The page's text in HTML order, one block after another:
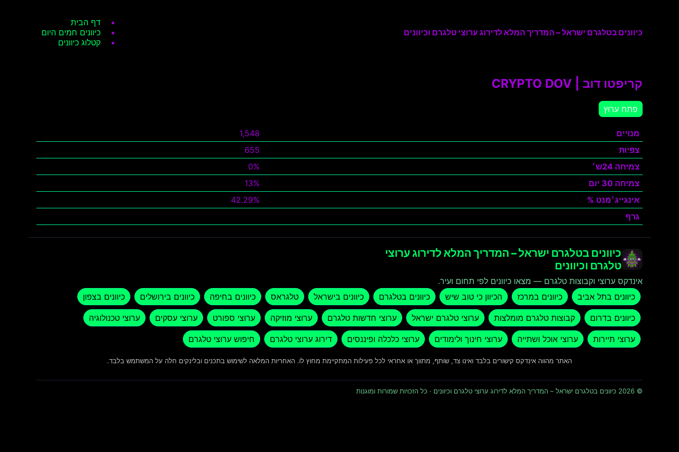
כיוונים בטלגרם ישראל – המדריך המלא לדירוג ערוצי טלגרם וכיוונים
דף הבית
כיוונים חמים היום
קטלוג כיוונים
קריפטו דוב | CRYPTO DOV
פתח ערוץ
מנויים
1,548
צפיות
655
צמיחה 24ש׳
0%
צמיחה 30 יום
13%
אינגייג׳מנט %
42.29%
גרף
כיוונים בטלגרם ישראל – המדריך המלא לדירוג ערוצי
טלגרם וכיוונים
אינדקס ערוצי וקבוצות טלגרם — מצאו כיוונים לפי תחום ועיר.
כיוונים בתל אביב
כיוונים במרכז הכיוון כי טוב שיש כיוונים בטלגרם כיוונים בישראל טלגראס כיוונים בחיפה כיוונים בירושלים כיוונים בצפון
כיוונים בדרום קבוצות טלגרם מומלצות ערוצי טלגרם ישראל ערוצי חדשות טלגרם ערוצי מוזיקה ערוצי ספורט ערוצי עסקים ערוצי טכנולוגיה
ערוצי תיירות ערוצי אוכל ושתייה ערוצי חינוך ולימודים ערוצי כלכלה ופיננסים דירוג ערוצי טלגרם חיפוש ערוצי טלגרם
האתר מהווה אינדקס קישורים בלבד ואינו צד, שותף, מתווך או אחראי לכל פעילות המתקיימת מחוץ לו. האחריות המלאה לשימוש בתכנים ובלינקים חלה על המשתמש בלבד.
© 2026 כיוונים בטלגרם ישראל – המדריך המלא לדירוג ערוצי טלגרם וכיוונים · כל הזכויות שמורות ומוגנות